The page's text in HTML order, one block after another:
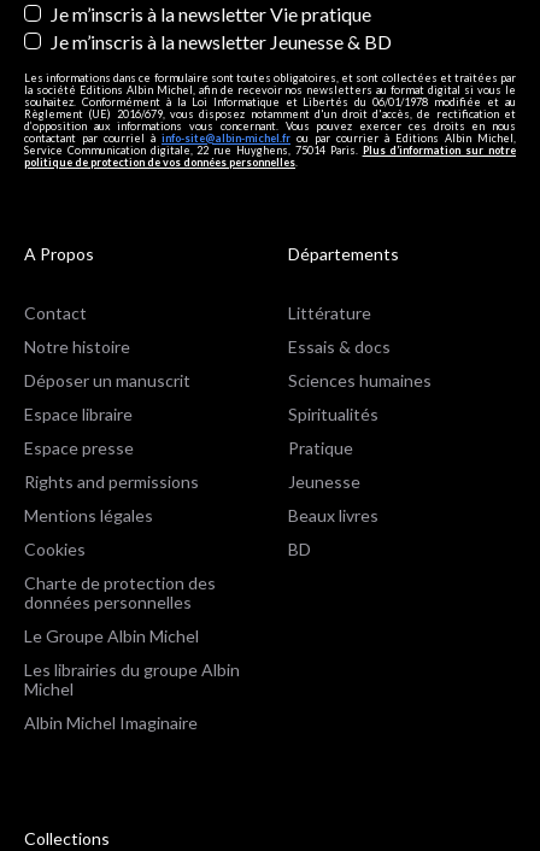
Je m’inscris à la newsletter Vie pratique
Je m’inscris à la newsletter Jeunesse & BD
Les informations dans ce formulaire sont toutes obligatoires, et sont collectées et traitées par
la société Editions Albin Michel, afin de recevoir nos newsletters au format digital si vous le
souhaitez. Conformément à la Loi Informatique et Libertés du 06/01/1978 modifiée et au
Règlement (UE) 2016/679, vous disposez notamment d'un droit d'accès, de rectification et
d’opposition aux informations vous concernant. Vous pouvez exercer ces droits en nous
contactant par courriel à info-site@albin-michel.fr ou par courrier à Editions Albin Michel,
Service Communication digitale, 22 rue Huyghens, 75014 Paris. Plus d’information sur notre
politique de protection de vos données personnelles
A Propos
Contact
Notre histoire
Déposer un manuscrit
Espace libraire
Espace presse
Rights and permissions
Mentions légales
Cookies
Charte de protection des
données personnelles
Le Groupe Albin Michel
Les librairies du groupe Albin
Michel
Albin Michel Imaginaire
Départements
Littérature
Essais & docs
Sciences humaines
Spiritualités
Pratique
Jeunesse
Beaux livres
BD
Collections